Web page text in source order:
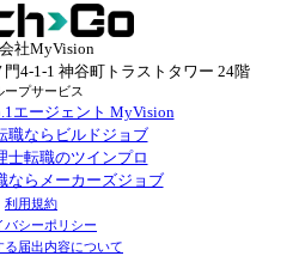
社MyVision
4-1-1 神谷町トラストタワー 24階
ープサービス
エージェント MyVision
職ならビルドジョブ
士転職のツインプロ
ならメーカーズジョブ
利用規約
バシーポリシー
る届出内容について